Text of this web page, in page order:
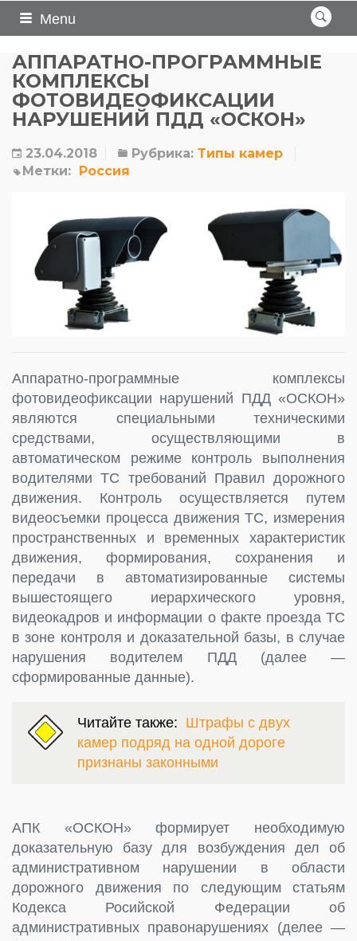
Menu
АППАРАТНО-ПРОГРАММНЫЕ
КОМПЛЕКСЫ
ФОТОВИДЕОФИКСАЦИИ
НАРУШЕНИЙ ПДД «ОСКОН»
23.04.2018 Рубрика: Типы камер
Метки: Россия
Аппаратно-программные комплексы
фотовидеофиксации нарушений ПДД «ОСКОН»
являются специальными техническими
средствами, осуществляющими в
автоматическом режиме контроль выполнения
водителями ТС требований Правил дорожного
движения. Контроль осуществляется путем
видеосъемки процесса движения ТС, измерения
пространственных и временных характеристик
движения, формирования, сохранения и
передачи в автоматизированные системы
вышестоящего иерархического уровня,
видеокадров и информации о факте проезда ТС
в зоне контроля и доказательной базы, в случае
нарушения водителем ПДД (далее —
сформированные данные).
Читайте также: Штрафы с двух
камер подряд на одной дороге
признаны законными
АПК «ОСКОН» формирует необходимую
доказательную базу для возбуждения дел об
административном нарушении в области
дорожного движения по следующим статьям
Кодекса Росийской Федерации об
административных правонарушениях (делее —